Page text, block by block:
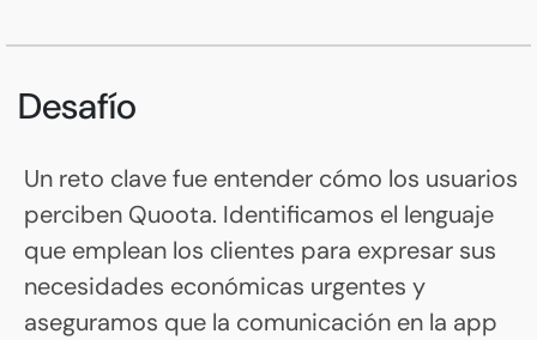
Desafío
Un reto clave fue entender cómo los usuarios
perciben Quoota. Identificamos el lenguaje
que emplean los clientes para expresar sus
necesidades económicas urgentes y
aseguramos que la comunicación en la app